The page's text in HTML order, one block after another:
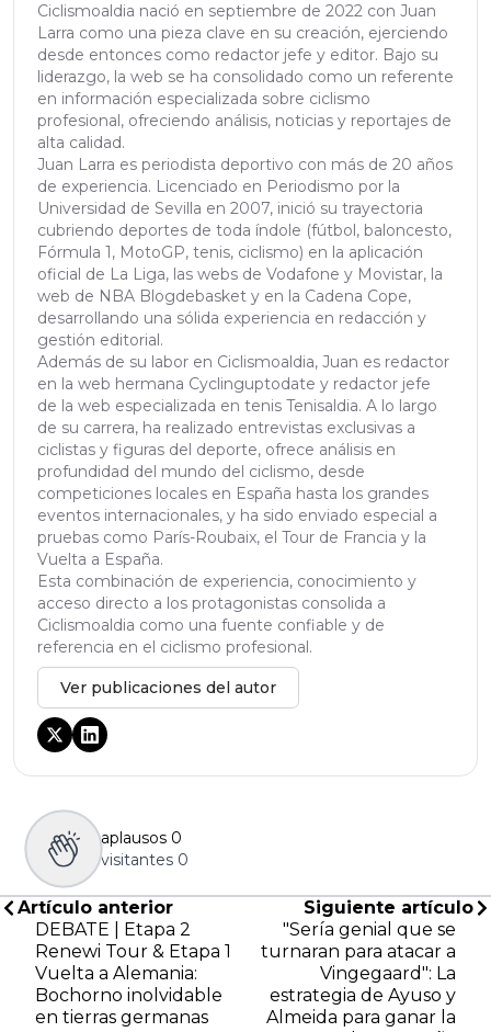
Ciclismoaldia nació en septiembre de 2022 con Juan
Larra como una pieza clave en su creación, ejerciendo
desde entonces como redactor jefe y editor. Bajo su
liderazgo, la web se ha consolidado como un referente
en información especializada sobre ciclismo
profesional, ofreciendo análisis, noticias y reportajes de
alta calidad.
Juan Larra es periodista deportivo con más de 20 años
de experiencia. Licenciado en Periodismo por la
Universidad de Sevilla en 2007, inició su trayectoria
cubriendo deportes de toda índole (fútbol, baloncesto,
Fórmula 1, MotoGP, tenis, ciclismo) en la aplicación
oficial de La Liga, las webs de Vodafone y Movistar, la
web de NBA Blogdebasket y en la Cadena Cope,
desarrollando una sólida experiencia en redacción y
gestión editorial.
Además de su labor en Ciclismoaldia, Juan es redactor
en la web hermana Cyclinguptodate y redactor jefe
de la web especializada en tenis Tenisaldia. A lo largo
de su carrera, ha realizado entrevistas exclusivas a
ciclistas y figuras del deporte, ofrece análisis en
profundidad del mundo del ciclismo, desde
competiciones locales en España hasta los grandes
eventos internacionales, y ha sido enviado especial a
pruebas como París-Roubaix, el Tour de Francia y la
Vuelta a España.
Esta combinación de experiencia, conocimiento y
acceso directo a los protagonistas consolida a
Ciclismoaldia como una fuente confiable y de
referencia en el ciclismo profesional.
Ver publicaciones del autor
aplausos 0
visitantes 0
Artículo anterior
DEBATE | Etapa 2
Renewi Tour & Etapa 1
Vuelta a Alemania:
Bochorno inolvidable
en tierras germanas
Siguiente artículo
"Sería genial que se
turnaran para atacar a
Vingegaard": La
estrategia de Ayuso y
Almeida para ganar la